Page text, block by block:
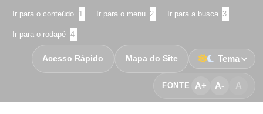
Ir para o conteúdo 1 Ir para o menu 2 Ir para a busca 3
Ir para o rodapé 4
FONTE A+ A- A
Acesso Rápido Mapa do Site Tema